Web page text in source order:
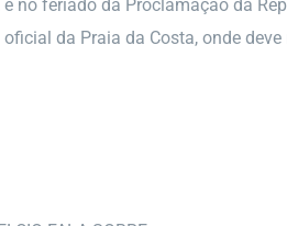
no feriado da Proclamação da
da Praia da Costa, onde deve